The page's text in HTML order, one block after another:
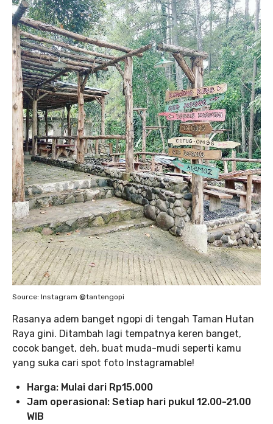
Source: Instagram @tantengopi
Rasanya adem banget ngopi di tengah Taman Hutan
Raya gini. Ditambah lagi tempatnya keren banget,
cocok banget, deh, buat muda-mudi seperti kamu
yang suka cari spot foto Instagramable!
Harga: Mulai dari Rp15.000
Jam operasional: Setiap hari pukul 12.00-21.00
WIB